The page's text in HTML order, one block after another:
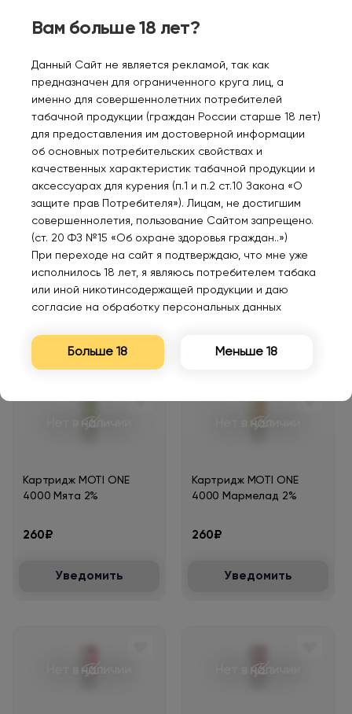
Уведомить Уведомить
Нет в наличии
Картридж MOTI ONE
4000 Ананас кокос лед
260₽
Нет в наличии
Картридж MOTI ONE
260₽
Нет в наличии
Картридж MOTI ONE
4000 Мята 2%
260₽
Уведомить
Нет в наличии
Картридж MOTI ONE
4000 Мармелад 2%
260₽
Уведомить
Нет в наличии Нет в наличии
Вам больше 18 лет?
Данный Сайт не является рекламой, так как
предназначен для ограниченного круга лиц, а
именно для совершеннолетних потребителей
табачной продукции (граждан России старше 18 лет)
для предоставления им достоверной информации
об основных потребительских свойствах и
качественных характеристик табачной продукции и
аксессуарах для курения (п.1 и п.2 ст.10 Закона «О
защите прав Потребителя»). Лицам, не достигшим
совершеннолетия, пользование Сайтом запрещено.
(ст. 20 ФЗ №15 «Об охране здоровья граждан..»)
При переходе на сайт я подтверждаю, что мне уже
исполнилось 18 лет, я являюсь потребителем табака
или иной никотинсодержащей продукции и даю
согласие на обработку персональных данных
Больше 18 Меньше 18